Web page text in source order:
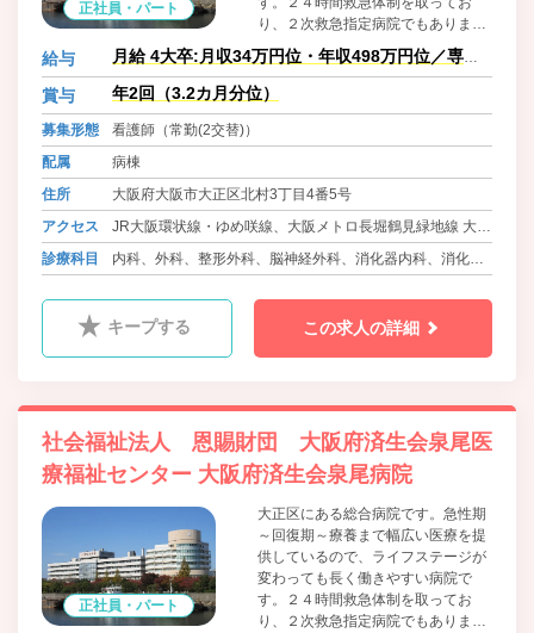
正社員・パート
り、２次救急指定病院でもありま
す。また、心臓血管センターを有
し、循環器にも力を入れています。
急性期病棟でも残業がそれほど多く
す。サークル活動も盛んに行われて
給与
月給 4大卒:月収34万円位・年収498万円位／専門
卒:月収33万円位・年収480万円位
賞与 年2回（3.2カ月分位）
募集形態
看護師（常勤(2交替)）
配属
病棟
住所
大阪府大阪市大正区北村3丁目4番5号
アクセス
JR大阪環状線・ゆめ咲線、大阪メトロ長堀鶴見緑地線 大正
駅からバス（8分） 徒歩5分
阪神本線・なんば線・武庫川線 ドーム前駅からバス（12
診療科目
内科、外科、整形外科、脳神経外科、消化器内科、消化器
喉科、皮膚科、婦人科、小児科、ﾘﾊﾋﾞﾘﾃｰｼｮﾝ科、放射線科
キープする この求人の詳細
社会福祉法人 恩賜財団 大阪府済生会泉尾医
療福祉センター 大阪府済生会泉尾病院
正社員・パート
大正区にある総合病院です。急性期
～回復期～療養まで幅広い医療を提
供しているので、ライフステージが
変わっても長く働きやすい病院で
す。２４時間救急体制を取ってお
り、２次救急指定病院でもありま